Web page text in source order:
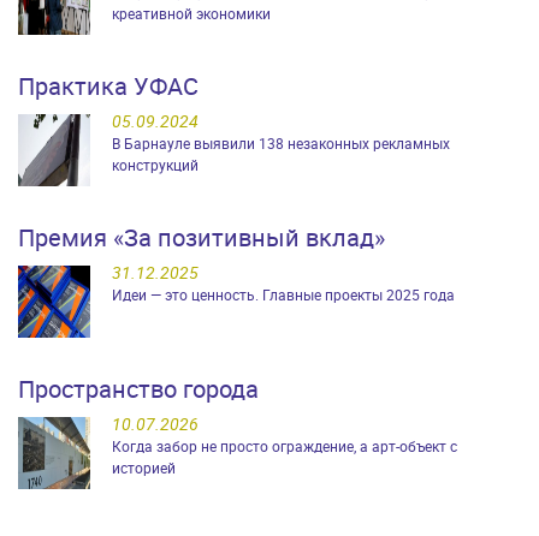
креативной экономики
Практика УФАС
05.09.2024
В Барнауле выявили 138 незаконных рекламных
конструкций
Премия «За позитивный вклад»
31.12.2025
Идеи — это ценность. Главные проекты 2025 года
Пространство города
10.07.2026
Когда забор не просто ограждение, а арт-объект с
историей